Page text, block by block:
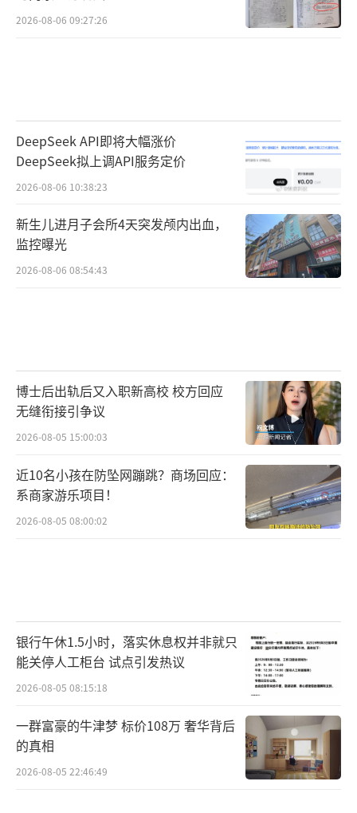
2026-08-06 09:27:26
DeepSeek API即将大幅涨价
DeepSeek拟上调API服务定价
2026-08-06 10:38:23
新生儿进月子会所4天突发颅内出血，
监控曝光
2026-08-06 08:54:43
博士后出轨后又入职新高校 校方回应
无缝衔接引争议
2026-08-05 15:00:03
近10名小孩在防坠网蹦跳？商场回应：
系商家游乐项目！
2026-08-05 08:00:02
银行午休1.5小时，落实休息权并非就只
能关停人工柜台 试点引发热议
2026-08-05 08:15:18
一群富豪的牛津梦 标价108万 奢华背后
的真相
2026-08-05 22:46:49